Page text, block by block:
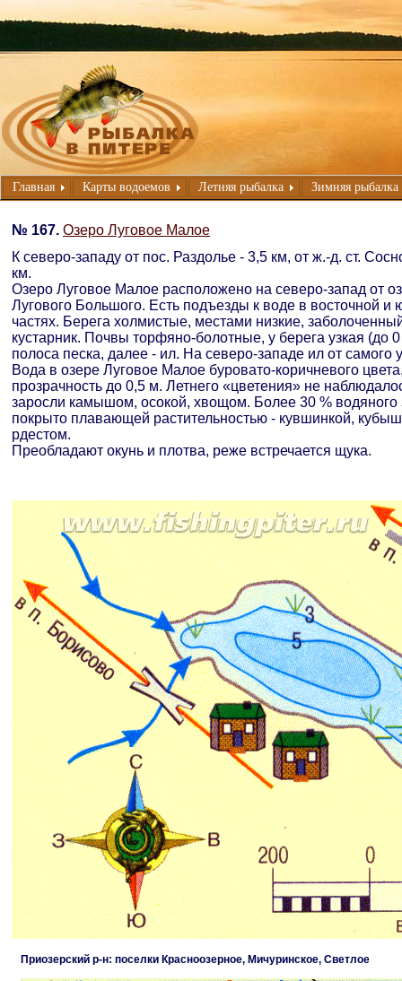
Главная Карты водоемов Летняя рыбалка Зимняя рыбалка
№ 167. Озеро Луговое Малое
К северо-западу от пос. Раздолье - 3,5 км, от ж.-д. ст.
км.
Озеро Луговое Малое расположено на северо-запад от
Лугового Большого. Есть подъезды к воде в восточной и
частях. Берега холмистые, местами низкие,
кустарник. Почвы торфяно-болотные, у берега узкая (до
полоса песка, далее - ил. На северо-западе ил от самого
Вода в озере Луговое Малое буровато-коричневого
прозрачность до 0,5 м. Летнего «цветения» не
заросли камышом, осокой, хвощом. Более 30 % водяного
покрыто плавающей растительностью - кувшинкой,
рдестом.
Преобладают окунь и плотва, реже встречается щука.
Приозерский р-н: поселки Красноозерное, Мичуринское, Светлое